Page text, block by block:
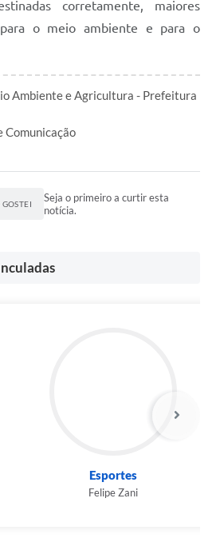
corretamente, maiores
o meio ambiente e para o
Ambiente e Agricultura - Prefeitura
Comunicação
Seja o primeiro a curtir esta
notícia.